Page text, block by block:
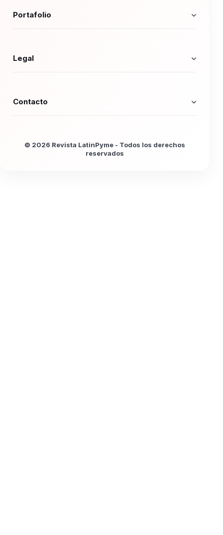
Portafolio
Legal
Contacto
© 2026 Revista LatinPyme - Todos los derechos
reservados